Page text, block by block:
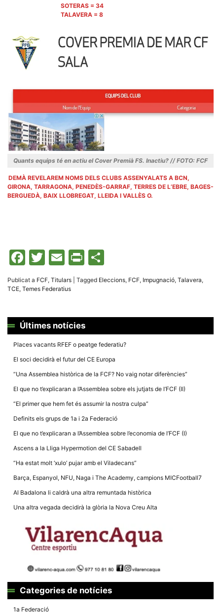
SOTERAS = 34
TALAVERA = 8
Quants equips té en actiu el Cover Premià FS. Inactiu? // FOTO: FCF
DEMÀ REVELAREM NOMS DELS CLUBS ASSENYALATS A BCN,
GIRONA, TARRAGONA, PENEDÈS-GARRAF, TERRES DE L’EBRE, BAGES-
BERGUEDÀ, BAIX LLOBREGAT, LLEIDA I VALLÈS O.
Facebook
Twitter
Email
Print
Publicat a FCF, Titulars Tagged Eleccions, FCF, Impugnació, Talavera,
TCE, Temes Federatius
Últimes notícies
Places vacants RFEF o peatge federatiu?
El soci decidirà el futur del CE Europa
“Una Assemblea històrica de la FCF? No vaig notar diferències”
El que no t’explicaran a l’Assemblea sobre els jutjats de l’FCF (II)
“El primer que hem fet és assumir la nostra culpa”
Definits els grups de 1a i 2a Federació
El que no t’explicaran a l’Assemblea sobre l’economia de l’FCF (I)
Ascens a la Lliga Hypermotion del CE Sabadell
“Ha estat molt ‘xulo’ pujar amb el Viladecans”
Barça, Espanyol, NFU, Naga i The Academy, campions MICFootball7
Al Badalona li caldrà una altra remuntada històrica
Una altra vegada decidirà la glòria la Nova Creu Alta
Categories de notícies
1a Federació